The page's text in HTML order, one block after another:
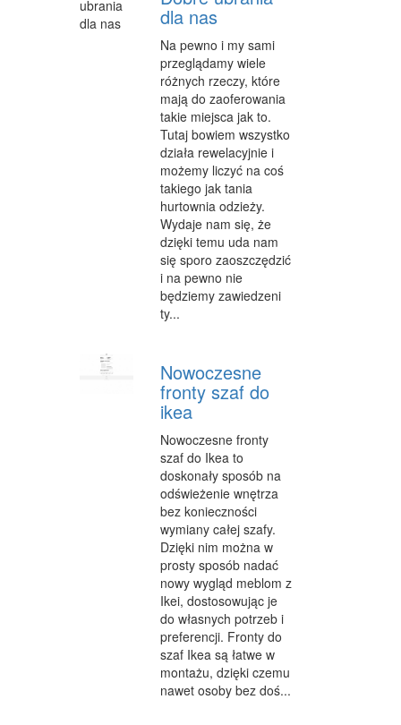
INFORMATYCZNE
RESTAURACJE, CATERING
FOTOGRAFIA
ADWOKACI, PORADY PRAWNE
WETERYNARYJNE, HODOWLA ZWIERZĄT
SPRZĄTANIE, PORZĄDKOWANIE
SERWIS
OPIEKA
INNE USŁUGI
ZWIEDZANIE
HOTELE I NOCLEGI
PODRÓŻE
URODA
DIETETYKA, ODCHUDZANIE
KOSMETYKI
LECZENIE
SALONY KOSMETYCZNE
SPRZĘT MEDYCZNY
SOFTWARE
OPROGRAMOWANIE
dla nas
Na pewno i my sami
przeglądamy wiele
różnych rzeczy, które
mają do zaoferowania
takie miejsca jak to.
Tutaj bowiem wszystko
działa rewelacyjnie i
możemy liczyć na coś
takiego jak tania
hurtownia odzieży.
Wydaje nam się, że
dzięki temu uda nam
się sporo zaoszczędzić
i na pewno nie
będziemy zawiedzeni
ty...
Nowoczesne
fronty szaf do
ikea
Nowoczesne fronty
szaf do Ikea to
doskonały sposób na
odświeżenie wnętrza
bez konieczności
wymiany całej szafy.
Dzięki nim można w
prosty sposób nadać
nowy wygląd meblom z
Ikei, dostosowując je
do własnych potrzeb i
preferencji. Fronty do
szaf Ikea są łatwe w
montażu, dzięki czemu
nawet osoby bez doś...